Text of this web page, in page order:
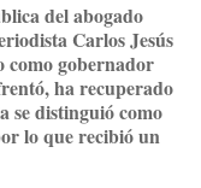
del abogado
Carlos Jesús
como gobernador
ha recuperado
se distinguió como
lo que recibió un